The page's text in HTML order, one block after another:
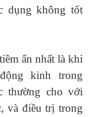
dụng không tốt
ẩn nhất là khi
kinh trong
thường cho với
và điều trị trong